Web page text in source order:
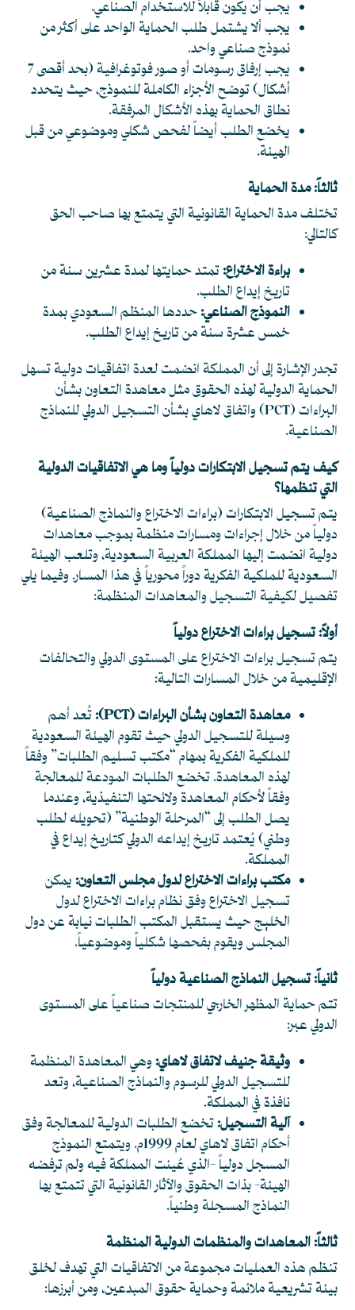
يجب أن يكون قابلاً للاستخدام الصناعي.
يجب ألا يشتمل طلب الحماية الواحد على أكثر من
نموذج صناعي واحد.
يجب إرفاق رسومات أو صور فوتوغرافية (بحد أقصى 7
أشكال) توضح الأجزاء الكاملة للنموذج، حيث يتحدد
نطاق الحماية بهذه الأشكال المرفقة.
يخضع الطلب أيضاً لفحص شكلي وموضوعي من قبل
الهيئة.
ثالثاً: مدة الحماية
تختلف مدة الحماية القانونية التي يتمتع بها صاحب الحق
كالتالي:
براءة الاختراع:تمتد حمايتها لمدة عشرين سنة من
تاريخ إيداع الطلب.
النموذج الصناعي:حددها المنظم السعودي بمدة
خمس عشرة سنة من تاريخ إيداع الطلب.
تجدر الإشارة إلى أن المملكة انضمت لعدة اتفاقيات دولية تسهل
الحماية الدولية لهذه الحقوق مثل معاهدة التعاون بشأن
البراءات (PCT) واتفاق لاهاي بشأن التسجيل الدولي للنماذج
الصناعية.
كيف يتم تسجيل الابتكارات دولياً وما هي الاتفاقيات الدولية
التي تنظمها؟
يتم تسجيل الابتكارات (براءات الاختراع والنماذج الصناعية)
دولياً من خلال إجراءات ومسارات منظمة بموجب معاهدات
دولية انضمت إليها المملكة العربية السعودية، وتلعب الهيئة
السعودية للملكية الفكرية دوراً محورياً في هذا المسار. وفيما يلي
تفصيل لكيفية التسجيل والمعاهدات المنظمة:
أولاً: تسجيل براءات الاختراع دولياً
يتم تسجيل براءات الاختراع على المستوى الدولي والتحالفات
الإقليمية من خلال المسارات التالية:
معاهدة التعاون بشأن البراءات (PCT):
تُعد أهم
وسيلة للتسجيل الدولي حيث تقوم الهيئة السعودية
للملكية الفكرية بمهام “مكتب تسليم الطلبات” وفقاً
لهذه المعاهدة. تخضع الطلبات المودعة للمعالجة
وفقاً لأحكام المعاهدة ولائحتها التنفيذية، وعندما
يصل الطلب إلى “المرحلة الوطنية” (تحويله لطلب
وطني) يُعتمد تاريخ إيداعه الدولي كتاريخ إيداع في
المملكة.
مكتب براءات الاختراع لدول مجلس التعاون:يمكن
تسجيل الاختراع وفق نظام براءات الاختراع لدول
الخليج حيث يستقبل المكتب الطلبات نيابة عن دول
المجلس ويقوم بفحصها شكلياً وموضوعياً.
ثانياً: تسجيل النماذج الصناعية دولياً
تتم حماية المظهر الخارجي للمنتجات صناعياً على المستوى
الدولي عبر:
وثيقة جنيف لاتفاق لاهاي:وهي المعاهدة المنظمة
للتسجيل الدولي للرسوم والنماذج الصناعية، وتعد
نافذة في المملكة.
آلية التسجيل:تخضع الطلبات الدولية للمعالجة وفق
أحكام اتفاق لاهاي لعام 1999م. ويتمتع النموذج
المسجل دولياً -الذي عُينت المملكة فيه ولم ترفضه
الهيئة- بذات الحقوق والآثار القانونية التي تتمتع بها
النماذج المسجلة وطنياً.
ثالثاً: المعاهدات والمنظمات الدولية المنظمة
تنظم هذه العمليات مجموعة من الاتفاقيات التي تهدف لخلق
بيئة تشريعية ملائمة وحماية حقوق المبدعين، ومن أبرزها: